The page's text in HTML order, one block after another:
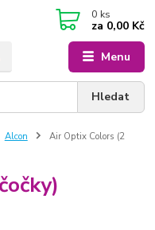
Menu
Hledat
0 ks
za 0,00 Kč
Alcon
Air Optix Colors (2